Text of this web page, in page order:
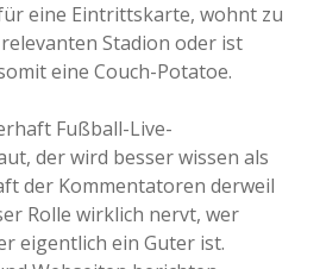
eine Eintrittskarte, wohnt zu
Stadion oder ist
eine Couch-Potatoe.
Fußball-Live-
der wird besser wissen als
der Kommentatoren derweil
Rolle wirklich nervt, wer
eigentlich ein Guter ist.